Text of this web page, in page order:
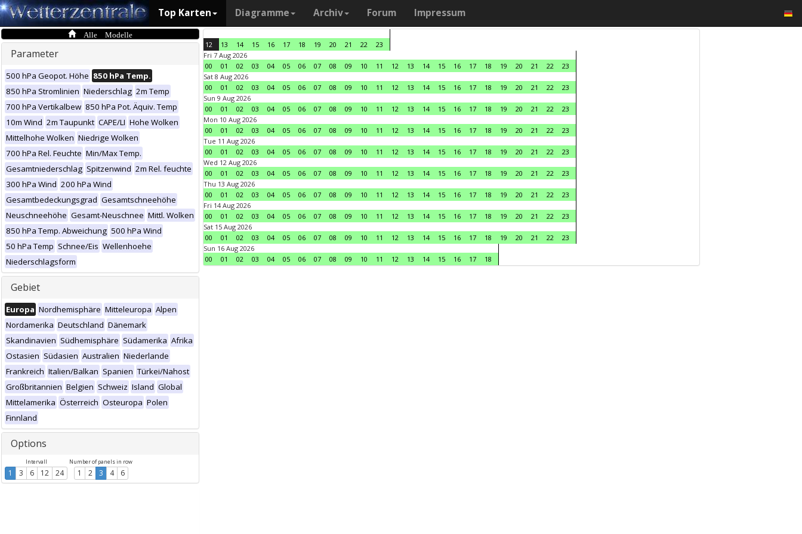
Top Karten Diagramme Archiv Forum Impressum
Alle Modelle
Parameter
500 hPa Geopot. Höhe 850 hPa Temp.
850 hPa Stromlinien Niederschlag 2m Temp
700 hPa Vertikalbew 850 hPa Pot. Äquiv. Temp
10m Wind 2m Taupunkt CAPE/LI Hohe Wolken
Mittelhohe Wolken Niedrige Wolken
700 hPa Rel. Feuchte Min/Max Temp.
Gesamtniederschlag Spitzenwind 2m Rel. feuchte
300 hPa Wind 200 hPa Wind
Gesamtbedeckungsgrad Gesamtschneehöhe
Neuschneehöhe Gesamt-Neuschnee Mittl. Wolken
850 hPa Temp. Abweichung 500 hPa Wind
50 hPa Temp Schnee/Eis Wellenhoehe
Niederschlagsform
Gebiet
Europa Nordhemisphäre Mitteleuropa Alpen
Nordamerika Deutschland Dänemark
Skandinavien Südhemisphäre Südamerika Afrika
Ostasien Südasien Australien Niederlande
Frankreich Italien/Balkan Spanien Türkei/Nahost
Großbritannien Belgien Schweiz Island Global
Mittelamerika Österreich Osteuropa Polen
Finnland
Options
Intervall
1 3 6 12 24
Number of panels in row
1 2 3 4 6
12 13 14 15 16 17 18 19 20 21 22
23
Fri 7 Aug 2026
00
01 02 03 04 05 06 07 08 09 10 11 12 13 14 15 16 17 18 19 20 21 22
23
Sat 8 Aug 2026
00
01 02 03 04 05 06 07 08 09 10 11 12 13 14 15 16 17 18 19 20 21 22
23
Sun 9 Aug 2026
00
01 02 03 04 05 06 07 08 09 10 11 12 13 14 15 16 17 18 19 20 21 22
23
Mon 10 Aug 2026
00
01 02 03 04 05 06 07 08 09 10 11 12 13 14 15 16 17 18 19 20 21 22
23
Tue 11 Aug 2026
00
01 02 03 04 05 06 07 08 09 10 11 12 13 14 15 16 17 18 19 20 21 22
23
Wed 12 Aug 2026
00
01 02 03 04 05 06 07 08 09 10 11 12 13 14 15 16 17 18 19 20 21 22
23
Thu 13 Aug 2026
00
01 02 03 04 05 06 07 08 09 10 11 12 13 14 15 16 17 18 19 20 21 22
23
Fri 14 Aug 2026
00
01 02 03 04 05 06 07 08 09 10 11 12 13 14 15 16 17 18 19 20 21 22
23
Sat 15 Aug 2026
00
01 02 03 04 05 06 07 08 09 10 11 12 13 14 15 16 17 18 19 20 21 22
23
Sun 16 Aug 2026
00
01 02 03 04 05 06 07 08 09 10 11 12 13 14 15 16 17 18